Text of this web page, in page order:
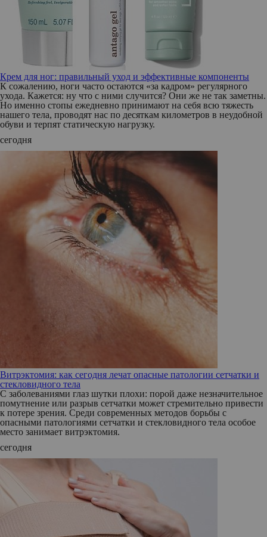
Крем для ног: правильный уход и эффективные компоненты
К сожалению, ноги часто остаются «за кадром» регулярного
ухода. Кажется: ну что с ними случится? Они же не так заметны.
Но именно стопы ежедневно принимают на себя всю тяжесть
нашего тела, проводят нас по десяткам километров в неудобной
обуви и терпят статическую нагрузку.
сегодня
Витрэктомия: как сегодня лечат опасные патологии сетчатки и
стекловидного тела
С заболеваниями глаз шутки плохи: порой даже незначительное
помутнение или разрыв сетчатки может стремительно привести
к потере зрения. Среди современных методов борьбы с
опасными патологиями сетчатки и стекловидного тела особое
место занимает витрэктомия.
сегодня